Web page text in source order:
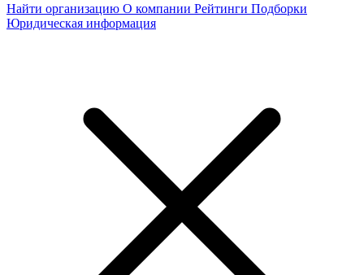
Найти организацию О компании Рейтинги Подборки
Юридическая информация